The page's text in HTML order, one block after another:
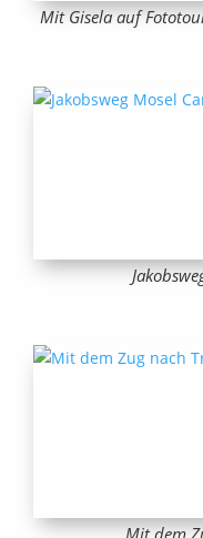
Mit Gisela auf
Mit dem